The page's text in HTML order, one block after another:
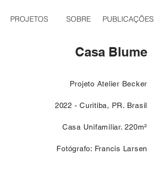
PUBLICAÇÕES
SOBRE
PROJETOS
Casa Blume
Projeto Atelier Becker
2022 - Curitiba, PR. Brasil
Casa Unifamiliar. 220m²
Fotógrafo: Francis Larsen